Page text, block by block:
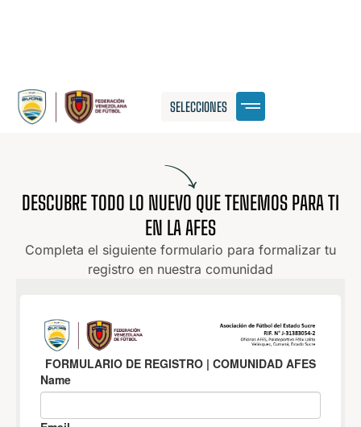
SELECCIONES
DESCUBRE TODO LO NUEVO QUE TENEMOS PARA TI
EN LA AFES
Completa el siguiente formulario para formalizar tu
registro en nuestra comunidad